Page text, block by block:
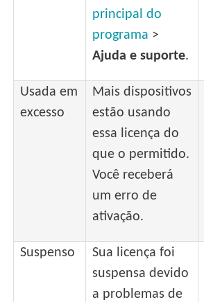
principal do
programa >
Ajuda e suporte.
Usada em
excesso
Mais dispositivos
estão usando
essa licença do
que o permitido.
Você receberá
um erro de
ativação.
Suspenso
Sua licença foi
suspensa devido
a problemas de